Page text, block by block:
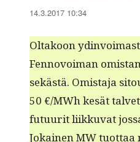
14.3.2017 10:34
Oltakoon
Fen­novoiman
sekästä. Omis­ta­ja
50 €/MWh kesät
futu­u­rit liikku­vat
Jokainen MW